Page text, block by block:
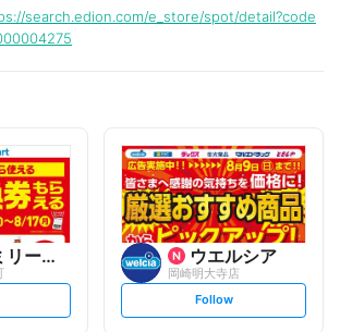
search.edion.com/e_store/spot/detail?code
マート ウエルシア
岡崎明大寺店
s
t
Follow